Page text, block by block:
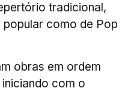
tradicional,
como de Pop
obras em ordem
com o